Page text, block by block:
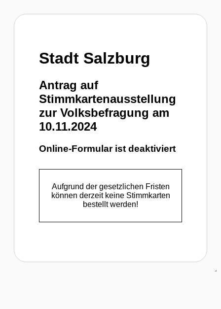
Stadt Salzburg
Antrag auf
Stimmkartenausstellung
zur Volksbefragung am
10.11.2024
Online-Formular ist deaktiviert
Aufgrund der gesetzlichen Fristen
können derzeit keine Stimmkarten
bestellt werden!